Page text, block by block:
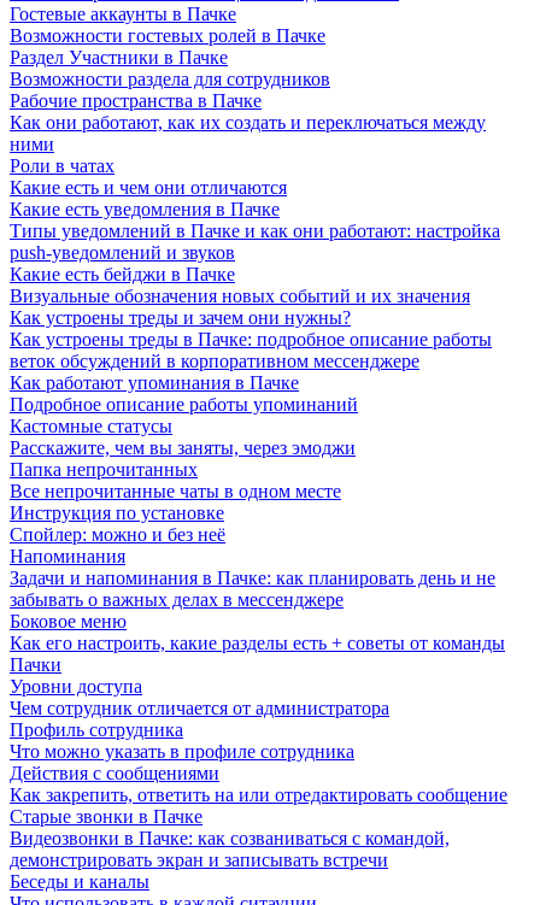
Гостевые аккаунты в Пачке
Возможности гостевых ролей в Пачке
Раздел Участники в Пачке
Возможности раздела для сотрудников
Рабочие пространства в Пачке
Как они работают, как их создать и переключаться между
ними
Роли в чатах
Какие есть и чем они отличаются
Какие есть уведомления в Пачке
Типы уведомлений в Пачке и как они работают: настройка
push-уведомлений и звуков
Какие есть бейджи в Пачке
Визуальные обозначения новых событий и их значения
Как устроены треды и зачем они нужны?
Как устроены треды в Пачке: подробное описание работы
веток обсуждений в корпоративном мессенджере
Как работают упоминания в Пачке
Подробное описание работы упоминаний
Кастомные статусы
Расскажите, чем вы заняты, через эмоджи
Папка непрочитанных
Все непрочитанные чаты в одном месте
Инструкция по установке
Спойлер: можно и без неё
Напоминания
Задачи и напоминания в Пачке: как планировать день и не
забывать о важных делах в мессенджере
Боковое меню
Как его настроить, какие разделы есть + советы от команды
Пачки
Уровни доступа
Чем сотрудник отличается от администратора
Профиль сотрудника
Что можно указать в профиле сотрудника
Действия с сообщениями
Как закрепить, ответить на или отредактировать сообщение
Старые звонки в Пачке
Видеозвонки в Пачке: как созваниваться с командой,
демонстрировать экран и записывать встречи
Беседы и каналы